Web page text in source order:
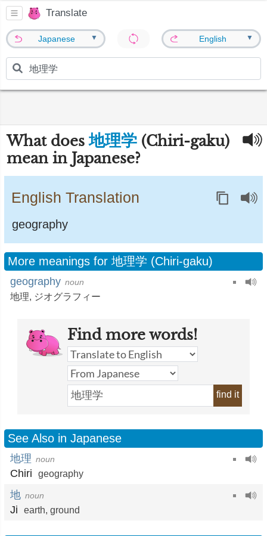
Translate
Japanese ▼ English ▼
What does地理学 (Chiri-gaku)
mean in Japanese?
English Translation
geography
More meanings for 地理学 (Chiri-gaku)
geography noun
地理, ジオグラフィー
Find more words!
find it
See Also in Japanese
地理 noun
Chiri geography
地 noun
Ji earth, ground